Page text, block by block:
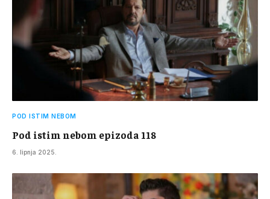
POD ISTIM NEBOM
Pod istim nebom epizoda 118
6. lipnja 2025.